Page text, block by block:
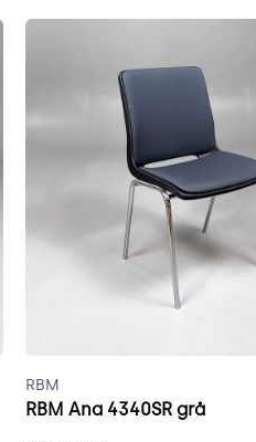
RBM
RBM Ana 4340SR grå